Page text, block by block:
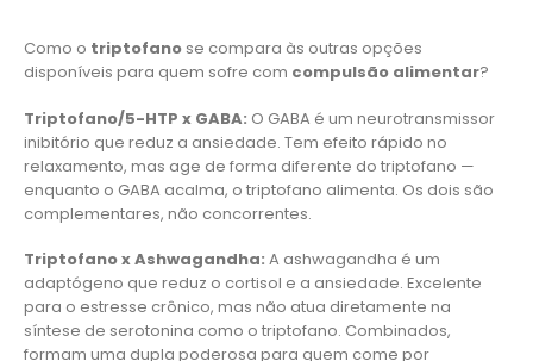
Como o triptofano se compara às outras opções
disponíveis para quem sofre com compulsão alimentar?
Triptofano/5-HTP x GABA: O GABA é um neurotransmissor
inibitório que reduz a ansiedade. Tem efeito rápido no
relaxamento, mas age de forma diferente do triptofano —
enquanto o GABA acalma, o triptofano alimenta. Os dois são
complementares, não concorrentes.
Triptofano x Ashwagandha: A ashwagandha é um
adaptógeno que reduz o cortisol e a ansiedade. Excelente
para o estresse crônico, mas não atua diretamente na
síntese de serotonina como o triptofano. Combinados,
formam uma dupla poderosa para quem come por